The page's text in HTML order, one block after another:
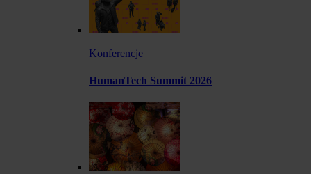
Konferencje
HumanTech Summit 2026